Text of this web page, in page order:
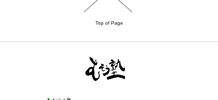
Top of Page